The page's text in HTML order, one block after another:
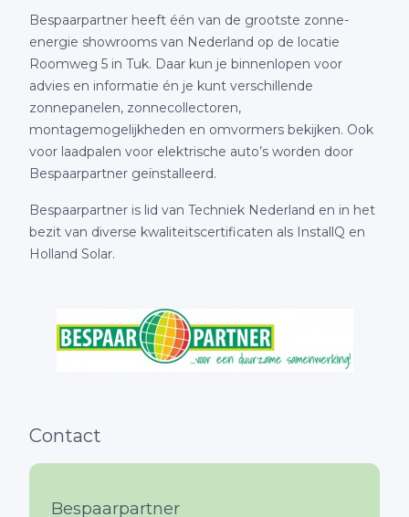
Bespaarpartner heeft één van de grootste zonne-
energie showrooms van Nederland op de locatie
Roomweg 5 in Tuk. Daar kun je binnenlopen voor
advies en informatie én je kunt verschillende
zonnepanelen, zonnecollectoren,
montagemogelijkheden en omvormers bekijken. Ook
voor laadpalen voor elektrische auto’s worden door
Bespaarpartner geïnstalleerd.
Bespaarpartner is lid van Techniek Nederland en in het
bezit van diverse kwaliteitscertificaten als InstallQ en
Holland Solar.
Contact
Bespaarpartner